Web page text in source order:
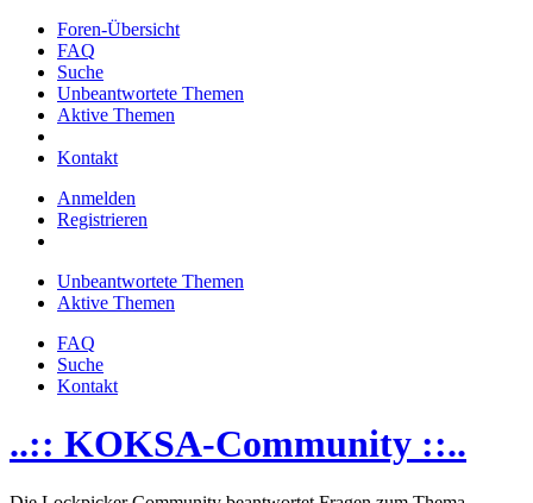
Foren-Übersicht
FAQ
Suche
Unbeantwortete Themen
Aktive Themen
Kontakt
Anmelden
Registrieren
Unbeantwortete Themen
Aktive Themen
FAQ
Suche
Kontakt
..:: KOKSA-Community ::..